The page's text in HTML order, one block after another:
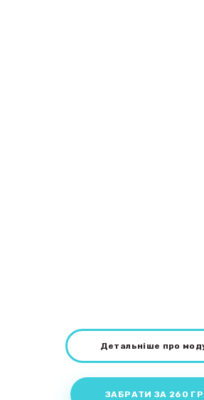
Детальніше про
ЗАБРАТИ ЗА 260